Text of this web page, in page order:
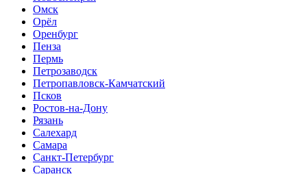
Омск
Орёл
Оренбург
Пенза
Пермь
Петрозаводск
Петропавловск-Камчатский
Псков
Ростов-на-Дону
Рязань
Салехард
Самара
Санкт-Петербург
Саранск